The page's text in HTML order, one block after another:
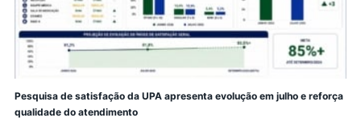
Pesquisa de satisfação da UPA apresenta evolução em julho e reforça
qualidade do atendimento